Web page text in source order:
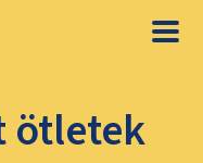
ötletek